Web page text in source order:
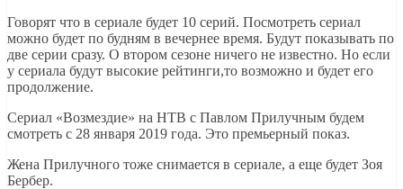
Говорят что в сериале будет 10 серий. Посмотреть сериал
можно будет по будням в вечернее время. Будут показывать по
две серии сразу. О втором сезоне ничего не известно. Но если
у сериала будут высокие рейтинги,то возможно и будет его
продолжение.
Сериал «Возмездие» на НТВ с Павлом Прилучным будем
смотреть с 28 января 2019 года. Это премьерный показ.
Жена Прилучного тоже снимается в сериале, а еще будет Зоя
Бербер.